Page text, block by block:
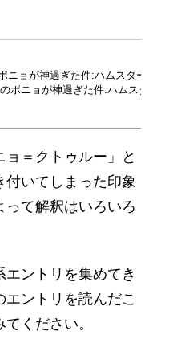
ニョが神過ぎた件:ハムスター速報
＝クトゥルー」と
付いてしまった印象
って解釈はいろいろ
ントリを集めてき
エントリを読んだこ
ください。